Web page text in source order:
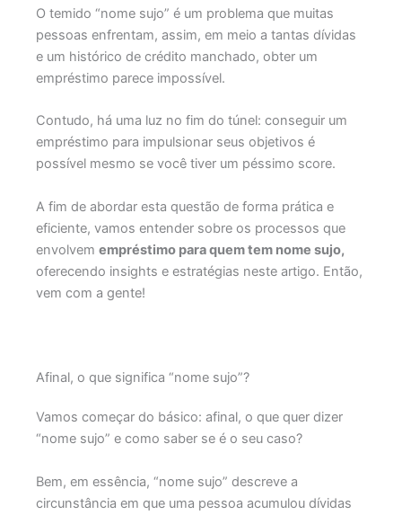
O temido “nome sujo” é um problema que muitas
pessoas enfrentam, assim, em meio a tantas dívidas ​​
e um histórico de crédito manchado, obter um
empréstimo parece impossível.
Contudo, há uma luz no fim do túnel: conseguir um
empréstimo para impulsionar seus objetivos é
possível mesmo se você tiver um péssimo score.
A fim de abordar esta questão de forma prática e
eficiente, vamos entender sobre os processos que
envolvem empréstimo para quem tem nome sujo,
oferecendo insights e estratégias neste artigo. Então,
vem com a gente!
Afinal, o que significa “nome sujo”?
Vamos começar do básico: afinal, o que quer dizer
“nome sujo” e como saber se é o seu caso?
Bem, em essência, “nome sujo” descreve a
circunstância em que uma pessoa acumulou dívidas